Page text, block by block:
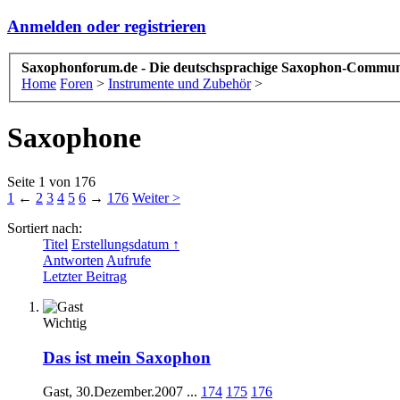
Anmelden oder registrieren
Saxophonforum.de - Die deutschsprachige Saxophon-
Home Foren > Instrumente und Zubehör >
Saxophone
Seite 1 von 176
1 ← 2 3 4 5 6 → 176 Weiter >
Sortiert nach:
Titel Erstellungsdatum ↑
Antworten Aufrufe
Letzter Beitrag
Wichtig
Das ist mein Saxophon
Gast, 30.Dezember.2007 ... 174 175 176